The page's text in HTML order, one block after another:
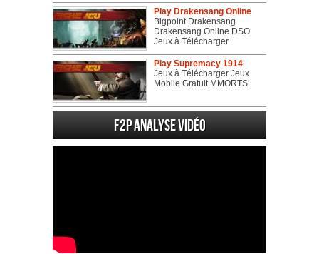
Play Drakensang Online
Bigpoint Drakensang
Drakensang Online DSO
Jeux à Télécharger
Play Supremacy 1914
Jeux à Télécharger Jeux
Mobile Gratuit MMORTS
F2P Analyse vidéo